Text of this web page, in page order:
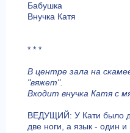
Бабушка
Внучка Катя
* * *
В центре зала на
"вяжет".
Входит внучка Катя с
ВЕДУЩИЙ: У Кати было
две ноги, а язык - один